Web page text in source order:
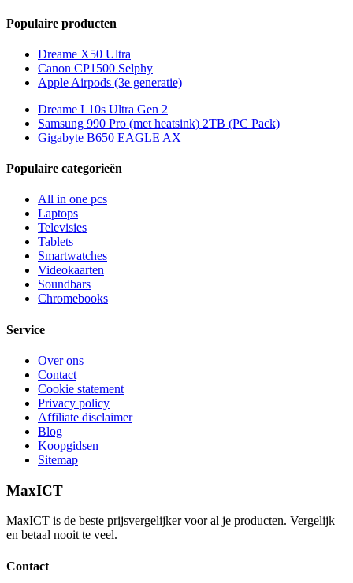
Populaire producten
Dreame X50 Ultra
Canon CP1500 Selphy
Apple Airpods (3e generatie)
Dreame L10s Ultra Gen 2
Samsung 990 Pro (met heatsink) 2TB (PC Pack)
Gigabyte B650 EAGLE AX
Populaire categorieën
All in one pcs
Laptops
Televisies
Tablets
Smartwatches
Videokaarten
Soundbars
Chromebooks
Service
Over ons
Contact
Cookie statement
Privacy policy
Affiliate disclaimer
Blog
Koopgidsen
Sitemap
MaxICT
MaxICT is de beste prijsvergelijker voor al je producten. Vergelijk
en betaal nooit te veel.
Contact